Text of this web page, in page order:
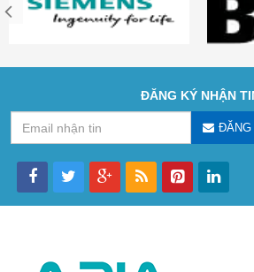
ĐĂNG KÝ NHẬN
ĐĂNG